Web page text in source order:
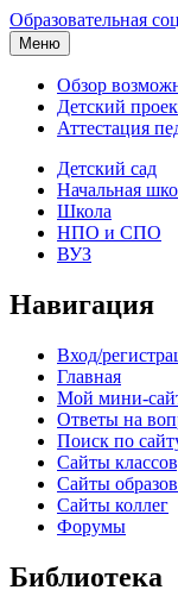
Образовательная
Меню
Обзор
Детский
Аттестация
Детский сад
Начальная
Школа
НПО и СПО
ВУЗ
Навигация
Вход/
Главная
Мой мини-
Ответы на
Поиск по
Сайты
Сайты
Сайты коллег
Форумы
Библиотека